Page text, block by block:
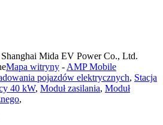
Mida EV Power Co., Ltd.
Mapa witryny - AMP Mobile
pojazdów elektrycznych, Stacja
40 kW, Moduł zasilania, Moduł
,